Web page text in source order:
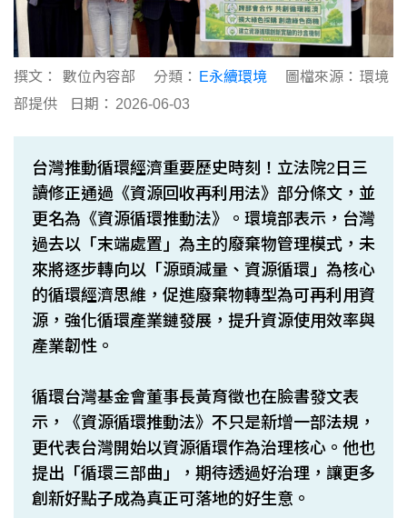
撰文： 數位內容部 分類： E永續環境 圖檔來源： 環境
部提供
日期： 2026-06-03
台灣推動循環經濟重要歷史時刻！立法院2日三
讀修正通過《資源回收再利用法》部分條文，並
更名為《資源循環推動法》。環境部表示，台灣
過去以「末端處置」為主的廢棄物管理模式，未
來將逐步轉向以「源頭減量、資源循環」為核心
的循環經濟思維，促進廢棄物轉型為可再利用資
源，強化循環產業鏈發展，提升資源使用效率與
產業韌性。
循環台灣基金會董事長黃育徵也在臉書發文表
示，《資源循環推動法》不只是新增一部法規，
更代表台灣開始以資源循環作為治理核心。他也
提出「循環三部曲」，期待透過好治理，讓更多
創新好點子成為真正可落地的好生意。